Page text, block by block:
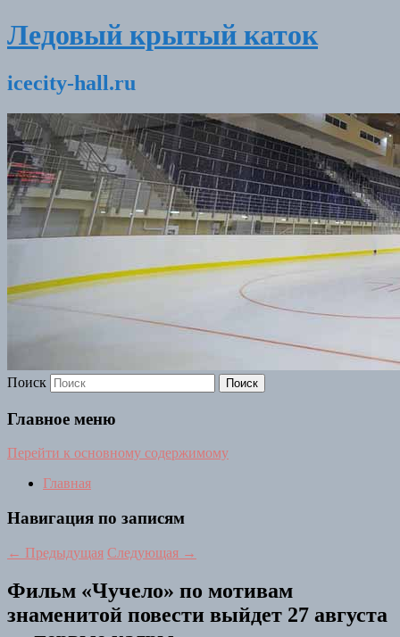
Ледовый крытый каток
icecity-hall.ru
Поиск
Главное меню
Перейти к основному содержимому
Главная
Навигация по записям
← Предыдущая Следующая →
Фильм «Чучело» по мотивам
знаменитой повести выйдет 27 августа